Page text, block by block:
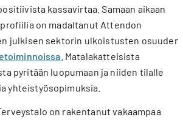
kassavirtaa. Samaan aikaan
on madaltanut Attendon
julkisen sektorin ulkoistusten osuuden
. Matalakatteisista
pyritään luopumaan ja niiden tilalle
yhteistyösopimuksia.
on rakentanut vakaampaa